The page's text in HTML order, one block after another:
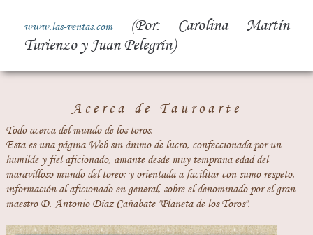
www.las-ventas.com(Por: Carolina Martín
Turienzo y Juan Pelegrín)
Acerca de Tauroarte
Todo acerca del mundo de los toros.
Esta es una página Web sin ánimo de lucro, confeccionada por un
humilde y fiel aficionado, amante desde muy temprana edad del
maravilloso mundo del toreo; y orientada a facilitar con sumo respeto,
información al aficionado en general, sobre el denominado por el gran
maestro D. Antonio Díaz Cañabate "Planeta de los Toros".